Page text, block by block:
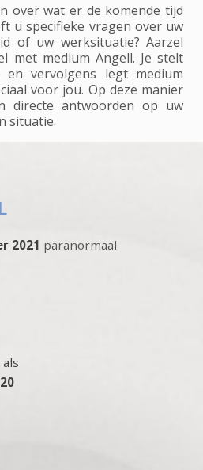
over wat er de komende tijd
u specifieke vragen over uw
of uw werksituatie? Aarzel
met medium Angell. Je stelt
en vervolgens legt medium
voor jou. Op deze manier
directe antwoorden op uw
situatie.
2021 paranormaal